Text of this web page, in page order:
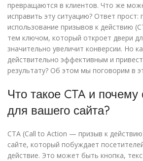
превращаются в клиентов. Что же
исправить эту ситуацию? Ответ прост:
использование призывов к действию
тем ключом, который откроет двери
значительно увеличит конверсии. Но
действительно эффективным и
результату? Об этом мы поговорим в
Что такое CTA и почему
для вашего сайта?
CTA (Call to Action — призыв к
сайте, который побуждает
действие. Это может быть кнопка,